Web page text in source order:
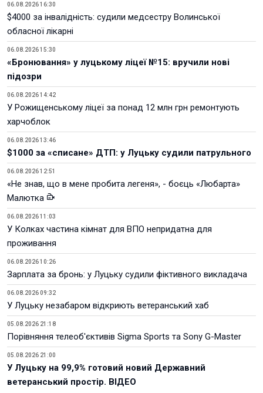
06.08.2026 16:30
$4000 за інвалідність: судили медсестру Волинської
обласної лікарні
06.08.2026 15:30
«Бронювання» у луцькому ліцеї №15: вручили нові
підозри
06.08.2026 14:42
У Рожищенському ліцеї за понад 12 млн грн ремонтують
харчоблок
06.08.2026 13:46
$1000 за «списане» ДТП: у Луцьку судили патрульного
06.08.2026 12:51
«Не знав, що в мене пробита легеня», - боєць «Любарта»
Малютка
06.08.2026 11:03
У Колках частина кімнат для ВПО непридатна для
проживання
06.08.2026 10:26
Зарплата за бронь: у Луцьку судили фіктивного викладача
06.08.2026 09:32
У Луцьку незабаром відкриють ветеранський хаб
05.08.2026 21:18
Порівняння телеоб'єктивів Sigma Sports та Sony G-Master
05.08.2026 21:00
У Луцьку на 99,9% готовий новий Державний
ветеранський простір. ВІДЕО